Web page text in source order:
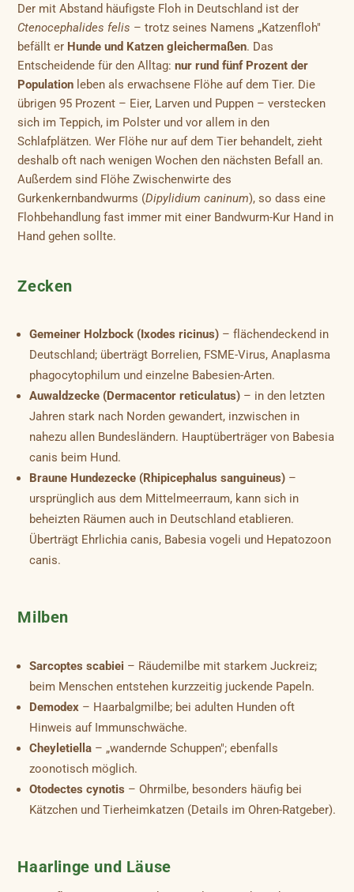
Der mit Abstand häufigste Floh in Deutschland ist der
Ctenocephalides felis – trotz seines Namens „Katzenfloh"
befällt er Hunde und Katzen gleichermaßen. Das
Entscheidende für den Alltag:nur rund fünf Prozent der
Population leben als erwachsene Flöhe auf dem Tier. Die
übrigen 95 Prozent – Eier, Larven und Puppen – verstecken
sich im Teppich, im Polster und vor allem in den
Schlafplätzen. Wer Flöhe nur auf dem Tier behandelt, zieht
deshalb oft nach wenigen Wochen den nächsten Befall an.
Außerdem sind Flöhe Zwischenwirte des
Gurkenkernbandwurms (Dipylidium caninum), so dass eine
Flohbehandlung fast immer mit einer Bandwurm-Kur Hand in
Hand gehen sollte.
Zecken
Gemeiner Holzbock (Ixodes ricinus) – flächendeckend in
Deutschland; überträgt Borrelien, FSME-Virus, Anaplasma
phagocytophilum und einzelne Babesien-Arten.
Auwaldzecke (Dermacentor reticulatus) – in den letzten
Jahren stark nach Norden gewandert, inzwischen in
nahezu allen Bundesländern. Hauptüberträger von Babesia
canis beim Hund.
Braune Hundezecke (Rhipicephalus sanguineus) –
ursprünglich aus dem Mittelmeerraum, kann sich in
beheizten Räumen auch in Deutschland etablieren.
Überträgt Ehrlichia canis, Babesia vogeli und Hepatozoon
canis.
Milben
Sarcoptes scabiei – Räudemilbe mit starkem Juckreiz;
beim Menschen entstehen kurzzeitig juckende Papeln.
Demodex – Haarbalgmilbe; bei adulten Hunden oft
Hinweis auf Immunschwäche.
Cheyletiella – „wandernde Schuppen"; ebenfalls
zoonotisch möglich.
Otodectes cynotis – Ohrmilbe, besonders häufig bei
Kätzchen und Tierheimkatzen (Details im Ohren-Ratgeber).
Haarlinge und Läuse